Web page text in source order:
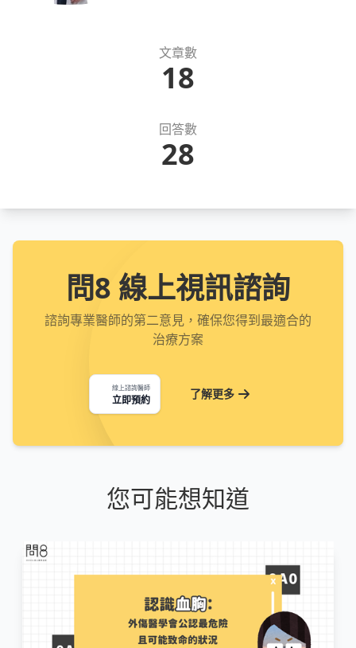
文章數
18
回答數
28
問8 線上視訊諮詢
諮詢專業醫師的第二意見，確保您得到最適合的
治療方案
線上諮詢醫師
立即預約 了解更多
您可能想知道